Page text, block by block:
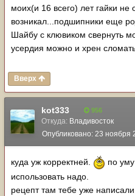
моих(и 16 всего) лет гайки не
возникал...подшипники еще
Шайбу с клювиком свернуть
усердия можно и хрен
Вверх
kot333 956
Откуда: Владивосток
Опубликовано: 23 ноября
куда уж корректней.
по
использовать надо.
рецепт там тебе уже